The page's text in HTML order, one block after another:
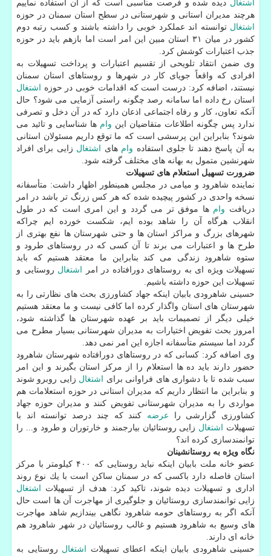
اشتغال دیده شده و فرصت مناسبی است كه از آن استفاده نماییم
هرچند مدیران استانی و شهرستانی در سطح استان سمنان در حوزه
اشتغال توانسته اند عملكرد خوبی را داشته باشند و كسب رتبه دوم
كشور در میان ۳۱ استان مبین این امر است اما بازهم باید در حوزه
جذب اعتبارات كوشش كرد.
وی ضمن انتقاد تلویحی از تقسیم اعتبارات و پرداخت تسهیلات به
افرادی كه واقعاً جویای كار در شهرها و روستاهای استان سمنان
نیستند، اضافه كرد: درست است كه اقدامات خوبی در حوزه
اشتغال
استان رخ داده اما سامانه رصد چگونه راستی آزمایی می شود؟ حال
آنكه تعاون، كار و رفاه اجتماعی اذعان دارد كه در آن دخل و تصرفی
ندارد پس چگونه اطلاعات متقاضیان این وام ها شناسایی و تائید می
شوند؟ بنابراین این پرسشی است كه ما توقع داریم مسئولان استانی
به آن پاسخ دهند تا جلوی استفاده وام های اشتغال زایی برای افراد
شهرنشین متمول به بهانه های مختلف گرفته شود.
ضرورت تسهیل استعلام های تسهیلات
نماینده شاهرود و میامی در مجلس همینطور اظهار داشت: متأسفانه
نسخه واحدی در كشور پیچیده شده كه هر كس زرنگ تر باشد در امر
دریافت وام ها موفق تر می گردد و این امری است كه در طول
انقلاب هرگاه آن را شاهد بوده ایم، شكست خورده ایم چراكه
شهرهای بزرگ و مراكز استان ها و حتی شهرستان ها نفع بهتری از
طرح ها و اعتبارات می برند تا آن كسی كه در روستاهای طرود و
ستوه شاهرود زندگی می كند بنابراین ما معتقد هستیم كه باید
تسهیلات ویژه ای به روستاهای دورافتاده در امر
اشتغال روستایی و
تسهیلات این حوزه داشته باشیم.
حسینی شاهرودی بابیان اینكه جهاد كشاورزی بحث های نظارتی را به
شهرستان های استان واگذار كرده اما كافی نیست و ما معتقد هستیم
خیلی دیگر از تصمیمات باید بر عهده شهرستان ها گذاشته شود،
امروز بحث تفویض اختیارات به مدیران شهرستانی بسیار مطرح می
گردد اما سیستم متأسفانه اجازه این امر نمی دهد.
وی اضافه كرد: كسانی كه در روستاهای دورافتاده شهرستان شاهرود
حضور دارند باید ده ها استعلام را از مركز استان بگیرند و این امر
سبب شده تا با دشواری های فراوانی برای
اشتغال زایی روبرو شوند
و بنابراین ما انتظار داریم كه مدیران استانی در حوزه استعلامات هم
مواردی را به مدیران شهرستانی تفویض كنند و مدیران حوزه جهاد
كشاورزی گزارشی را عرضه كنند كه چند درصد توانسته اند با
تسهیلات
اشتغال زایی روستائیان بیارجمند و خارتوران و طرود و... را
توانمندسازی كرده اند؟
نگاه ویژه به روستانشینان
عضو خانه ملت بابیان اینكه نباید روستایی كه ۴۰۰ كیلومتر با مركز
استان فاصله دارد باكسی كه در سمنان ساكن است با یك نوع روند
اداری و تسهیلات دیده شوند، تاكید كرد: هدف از تسهیلات
اشتغال
زایی توانمندسازی روستائیان و جلوگیری از مهاجرت آن ها است حال
آنكه اگر به روستاهای حومه شاهرود نگاهی بیندازیم شاهد مهاجرت
های وسیع به شاهرود هستیم و غالب روستائیان در شهر شاهرود هم
خانه ای دارند.
حسینی شاهرودی بابیان اینكه اعطای تسهیلات
اشتغال روستایی به